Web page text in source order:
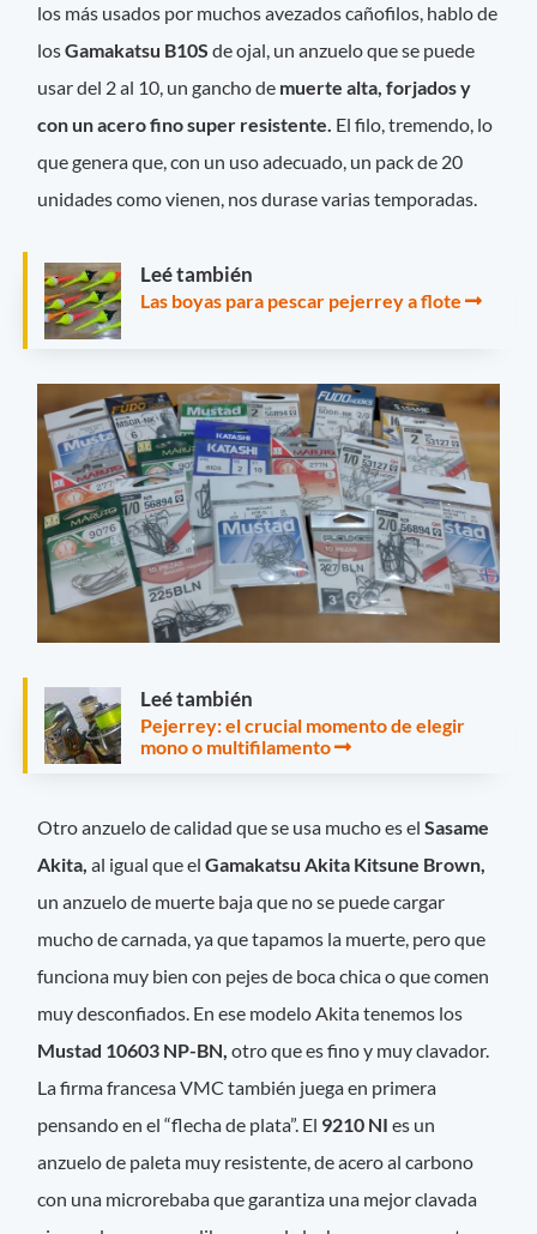
los más usados por muchos avezados cañofilos, hablo de
losGamakatsu B10Sde ojal, un anzuelo que se puede
usar del 2 al 10, un gancho de muerte alta, forjados y
con un acero fino super resistente. El filo, tremendo, lo
que genera que, con un uso adecuado, un pack de 20
unidades como vienen, nos durase varias temporadas.
Leé también
Las boyas para pescar pejerrey a flote
Leé también
Pejerrey: el crucial momento de elegir
mono o multifilamento
Otro anzuelo de calidad que se usa mucho es elSasame
Akita, al igual que elGamakatsu Akita Kitsune Brown,
un anzuelo de muerte baja que no se puede cargar
mucho de carnada, ya que tapamos la muerte, pero que
funciona muy bien con pejes de boca chica o que comen
muy desconfiados. En ese modelo Akita tenemos los
Mustad 10603 NP-BN, otro que es fino y muy clavador.
La firma francesa VMC también juega en primera
pensando en el “flecha de plata”. El 9210 NI es un
anzuelo de paleta muy resistente, de acero al carbono
con una microrebaba que garantiza una mejor clavada